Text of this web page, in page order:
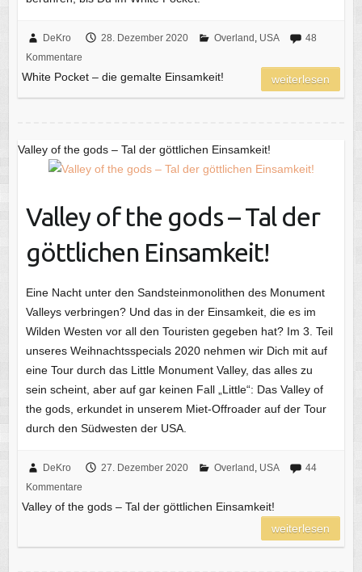
DeKro 28. Dezember 2020 Overland USA
48
Kommentare
White Pocket – die gemalte Einsamkeit! weiterlesen
Valley of the gods – Tal der göttlichen Einsamkeit!
Valley of the gods – Tal der
göttlichen Einsamkeit!
Eine Nacht unter den Sandsteinmonolithen des Monument
Valleys verbringen? Und das in der Einsamkeit, die es im
Wilden Westen vor all den Touristen gegeben hat? Im 3. Teil
unseres Weihnachtsspecials 2020 nehmen wir Dich mit auf
eine Tour durch das Little Monument Valley, das alles zu
sein scheint, aber auf gar keinen Fall „Little“: Das Valley of
the gods, erkundet in unserem Miet-Offroader auf der Tour
durch den Südwesten der USA.
DeKro 27. Dezember 2020 Overland USA
44
Kommentare
Valley of the gods – Tal der göttlichen Einsamkeit!
weiterlesen